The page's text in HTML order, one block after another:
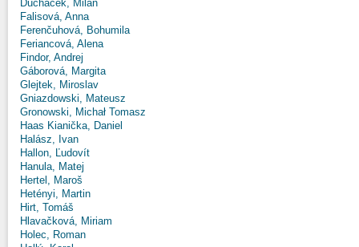
Ducháček, Milan
Falisová, Anna
Ferenčuhová, Bohumila
Feriancová, Alena
Findor, Andrej
Gáborová, Margita
Glejtek, Miroslav
Gniazdowski, Mateusz
Gronowski, Michał Tomasz
Haas Kianička, Daniel
Halász, Ivan
Hallon, Ľudovít
Hanula, Matej
Hertel, Maroš
Hetényi, Martin
Hirt, Tomáš
Hlavačková, Miriam
Holec, Roman